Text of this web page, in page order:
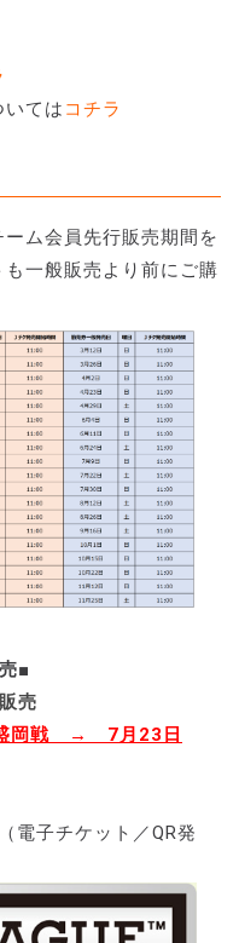
いては コチラ
ム会員先行販売期間を
一般販売より前にご購
■
売
盛岡戦 → 7月23日
電子チケット／QR発